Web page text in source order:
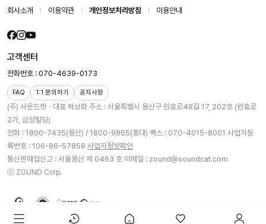
회사소개 이용약관 개인정보처리방침 이용안내
(주) 사운드캣ㆍ대표 박상화 주소 : 서울특별시 용산구 원효로48길 17, 202호 (원효로
2가, 삼성빌딩)
전화 : 1800-7435(용산) / 1800-9865(홍대) 팩스 : 070-4015-8001 사업자등
록번호 : 106-86-57858 사업자정보확인
통신판매업신고 : 서울용산 제 0463 호 이메일 : zound@soundcat.com
ⓒ ZOUND Corp.
고객센터
전화번호 : 070-4639-0173
FAQ 1:1 문의하기 공지사항